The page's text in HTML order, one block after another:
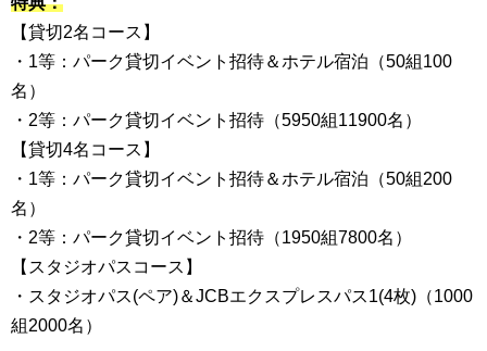
【貸切2名コース】
・1等：パーク貸切イベント招待＆ホテル宿泊（50組100
名）
・2等：パーク貸切イベント招待（5950組11900名）
【貸切4名コース】
・1等：パーク貸切イベント招待＆ホテル宿泊（50組200
名）
・2等：パーク貸切イベント招待（1950組7800名）
【スタジオパスコース】
・スタジオパス(ペア)＆JCBエクスプレスパス1(4枚)（1000
組2000名）